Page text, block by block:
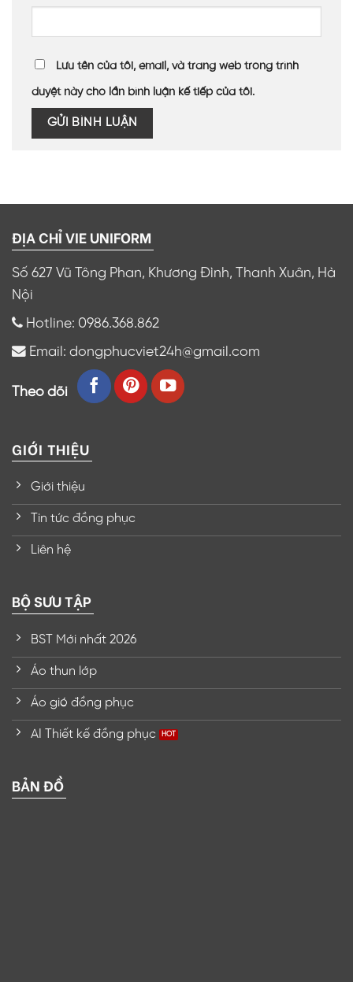
Lưu tên của tôi, email, và trang web trong trình
duyệt này cho lần bình luận kế tiếp của tôi.
ĐỊA CHỈ VIE UNIFORM
Số 627 Vũ Tông Phan, Khương Đình, Thanh Xuân, Hà
Nội
Hotline: 0986.368.862
Email: dongphucviet24h@gmail.com
Theo dõi
GIỚI THIỆU
Giới thiệu
Tin tức đồng phục
Liên hệ
BỘ SƯU TẬP
BST Mới nhất 2026
Áo thun lớp
Áo gió đồng phục
AI Thiết kế đồng phục
BẢN ĐỒ